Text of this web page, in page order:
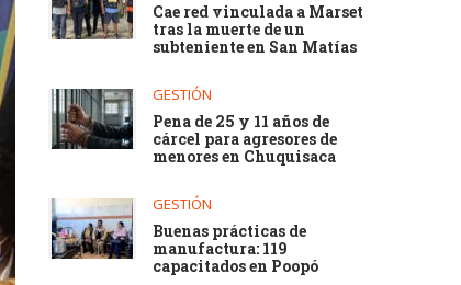
Cae red vinculada a Marset
tras la muerte de un
subteniente en San Matías
GESTIÓN
Pena de 25 y 11 años de
cárcel para agresores de
menores en Chuquisaca
GESTIÓN
Buenas prácticas de
manufactura: 119
capacitados en Poopó